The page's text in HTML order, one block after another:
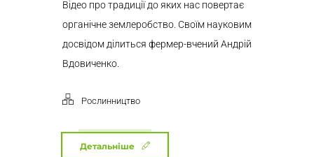
Відео про традиції до яких нас повертає
органічне землеробство. Своїм науковим
досвідом ділиться фермер-вчений Андрій
Вдовиченко.
Рослинництво
Детальніше